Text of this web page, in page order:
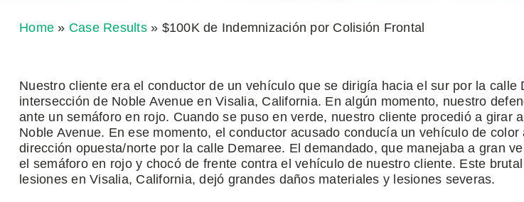
Home » Case Results» $100K de Indemnización por Colisión Frontal
Nuestro cliente era el conductor de un vehículo que se dirigía hacia el sur por la calle
intersección de Noble Avenue en Visalia, California. En algún momento, nuestro
ante un semáforo en rojo. Cuando se puso en verde, nuestro cliente procedió a girar
Noble Avenue. En ese momento, el conductor acusado conducía un vehículo de color
dirección opuesta/norte por la calle Demaree. El demandado, que manejaba a gran
el semáforo en rojo y chocó de frente contra el vehículo de nuestro cliente. Este
lesiones en Visalia, California, dejó grandes daños materiales y lesiones severas.